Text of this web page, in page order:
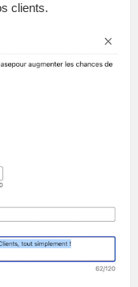
clients.